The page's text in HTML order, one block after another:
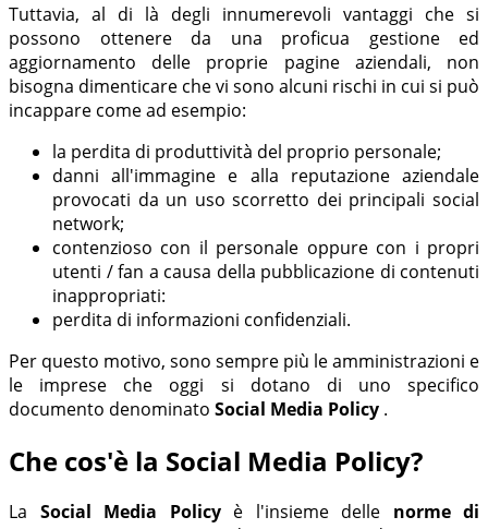
Tuttavia, al di là degli innumerevoli vantaggi che si
possono ottenere da una proficua gestione ed
aggiornamento delle proprie pagine aziendali, non
bisogna dimenticare che vi sono alcuni rischi in cui si può
incappare come ad esempio:
la perdita di produttività del proprio personale;
danni all'immagine e alla reputazione aziendale
provocati da un uso scorretto dei principali social
network;
contenzioso con il personale oppure con i propri
utenti / fan a causa della pubblicazione di contenuti
inappropriati:
perdita di informazioni confidenziali.
Per questo motivo, sono sempre più le amministrazioni e
le imprese che oggi si dotano di uno specifico
documento denominato Social Media Policy .
Che cos'è la Social Media Policy?
La Social Media Policyè l'insieme delle norme di